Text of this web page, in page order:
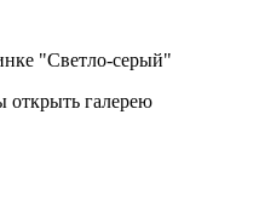
открыть галерею